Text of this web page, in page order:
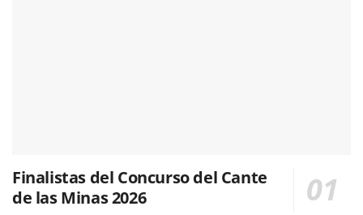
Finalistas del Concurso del Cante
de las Minas 2026